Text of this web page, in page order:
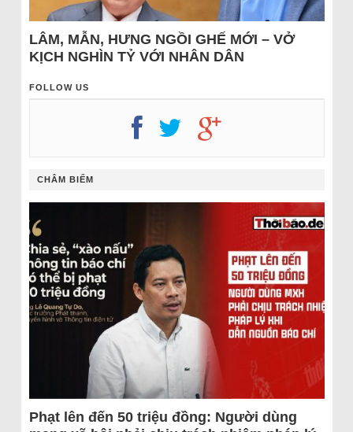
LÂM, MẪN, HƯNG NGỒI GHẾ MỚI – VỞ
KỊCH NGHÌN TỶ VỚI NHÂN DÂN
FOLLOW US
CHÂM BIẾM
Phạt lên đến 50 triệu đồng: Người dùng